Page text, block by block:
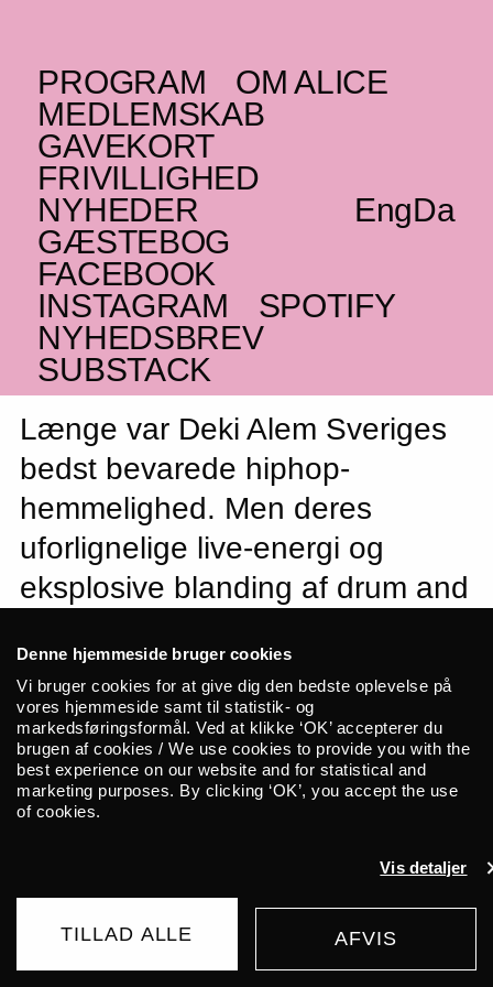
Denne hjemmeside bruger cookies
Vi bruger cookies for at give dig den bedste oplevelse på
vores hjemmeside samt til statistik- og
markedsføringsformål. Ved at klikke ‘OK’ accepterer du
brugen af cookies / We use cookies to provide you with the
best experience on our website and for statistical and
marketing purposes. By clicking ‘OK’, you accept the use
of cookies.
Vis detaljer
TILLAD ALLE AFVIS
PROGRAM
OM ALICE
MEDLEMSKAB
GAVEKORT
FRIVILLIGHED
NYHEDER
Da
Eng
GÆSTEBOG
FACEBOOK
INSTAGRAM
SPOTIFY
NYHEDSBREV
SUBSTACK
SØNDAG _08.03.26
Deki AlemSE+
CockhouseSE
EKSTRA
Bas, sved og tårer
UDSOLGT
Længe var Deki Alem Sveriges
bedst bevarede hiphop-
hemmelighed. Men deres
uforlignelige live-energi og
eksplosive blanding af drum and
svenske Deki Alem til et navn,
man ikke bare taler om i
krogene – men putter på
plakaten på flere af Europas
største festivaler. Kom med, og
oplev flere forskellige årtiers
klub-kultur smelte sammen til
dansefest med Deki Alem!